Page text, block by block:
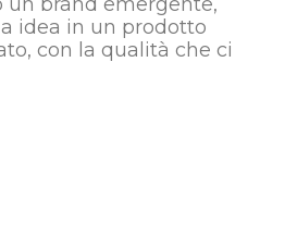
idea in un prodotto
con la qualità che ci